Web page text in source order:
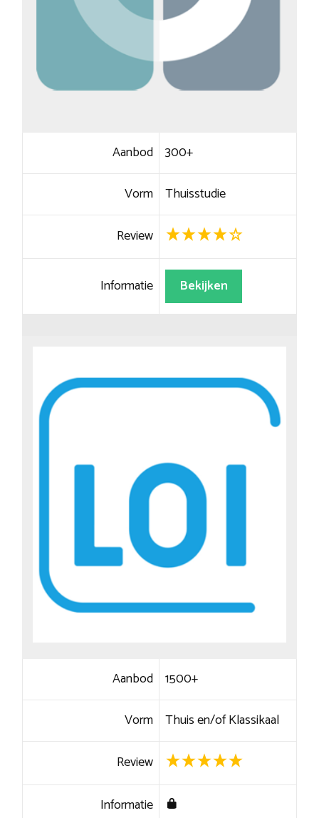
Aanbod 300+
Vorm Thuisstudie
Review
Informatie Bekijken
Aanbod 1500+
Vorm Thuis en/of Klassikaal
Review
Informatie